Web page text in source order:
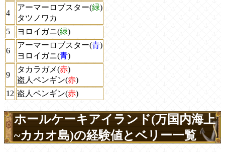
4
アーマーロブスター(緑)
タツノワカ
5
ヨロイガニ(緑)
6
アーマーロブスター(青)
ヨロイガニ(青)
9
タカラガメ(赤)
盗人ペンギン(赤)
12 盗人ペンギン(赤)
ホールケーキアイランド(万国内海上
~カカオ島)の経験値とベリー一覧